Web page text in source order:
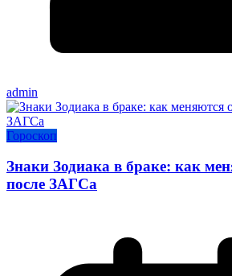
admin
Гороскоп
Знаки Зодиака в браке: как
после ЗАГСа